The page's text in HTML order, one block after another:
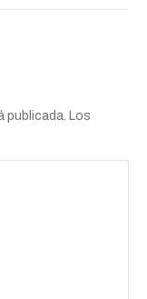
publicada. Los